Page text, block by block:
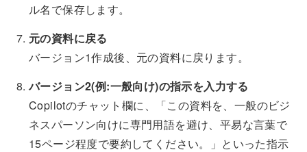
ル名で保存します。
元の資料に戻る
バージョン1作成後、元の資料に戻ります。
バージョン2(例:一般向け)の指示を入力する
Copilotのチャット欄に、「この資料を、一般のビジ
ネスパーソン向けに専門用語を避け、平易な言葉で
15ページ程度で要約してください。」といった指示